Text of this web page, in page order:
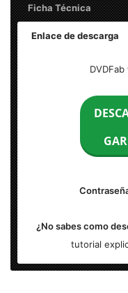
Ficha Técnica
Enlace de descarga
Idioma: Multilenguaje
GAR
¿No sabes como
tutorial